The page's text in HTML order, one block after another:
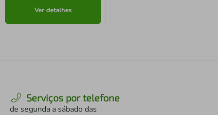
Ver detalhes
Serviços por telefone
de segunda a sábado das